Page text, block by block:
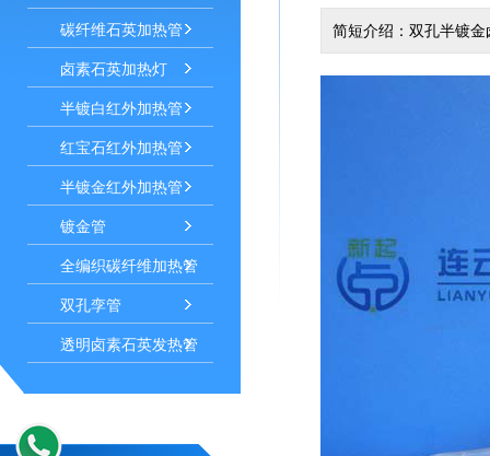
碳纤维石英加热管
卤素石英加热灯
半镀白红外加热管
红宝石红外加热管
半镀金红外加热管
镀金管
全编织碳纤维加热管
双孔孪管
透明卤素石英发热管
简短介绍：双孔半镀